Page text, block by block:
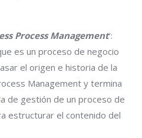
Process Management‘:
es un proceso de negocio
el origen e historia de la
Management y termina
de gestión de un proceso de
estructurar el contenido del